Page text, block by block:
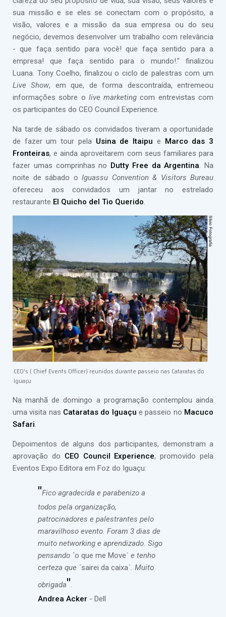
sua missão e se eles se conectam com o propósito, a
visão, valores e a missão da sua empresa ou do seu
negócio, devemos desenvolver um trabalho com relevância
- que faça sentido para você! que faça sentido para a
empresa! que faça sentido para o mundo!." finalizou
Luana. Tony Coelho, finalizou o ciclo de palestras com um
Live Show, em que, de forma descontraída, entremeou
informações sobre o live marketing com entrevistas com
os participantes do CEO Council Experience.
Na tarde de sábado os convidados tiveram a oportunidade
de fazer um tour pela Usina de Itaipu e Marco das 3
Fronteiras, e ainda aproveitarem com seus familiares para
fazer umas comprinhas no Dutty Free da Argentina. Na
noite de sábado o Iguassu Convention & Visitors Bureau
ofereceu aos convidados um jantar no estrelado
restaurante El Quicho del Tio Querido.
CEO's ( Chief Events Officer) reunidos durante passeio nas Cataratas do
Iguaçu
Na manhã de domingo a programação contemplou ainda
uma visita nas Cataratas do Iguaçu e passeio no Macuco
Safari.
Depoimentos de alguns dos participantes, demonstram a
aprovação do CEO Council Experience, promovido pela
Eventos Expo Editora em Foz do Iguaçu:
"Fico agradecida e parabenizo a
todos pela organização,
patrocinadores e palestrantes pelo
maravilhoso evento. Foram 3 dias de
muito networking e aprendizado. Sigo
pensando ´o que me Move` e tenho
certeza que ´sairei da caixa`. Muito
obrigada".
Andrea Acker - Dell